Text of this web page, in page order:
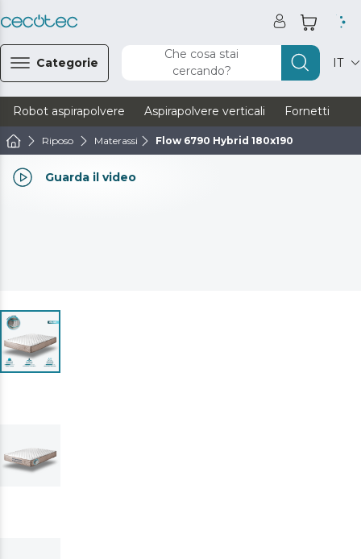
Categorie
Che cosa stai
cercando?
IT
Robot aspirapolvere Aspirapolvere verticali Fornetti
Riposo Materassi Flow 6790 Hybrid 180x190
Guarda il video